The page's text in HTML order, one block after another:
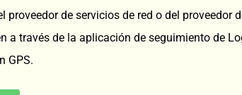
de servicios de red o del proveedor
a través de la aplicación de seguimiento de
GPS.